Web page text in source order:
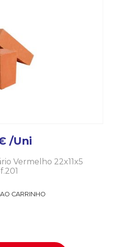
/Uni
Vermelho 22x11x5
CARRINHO